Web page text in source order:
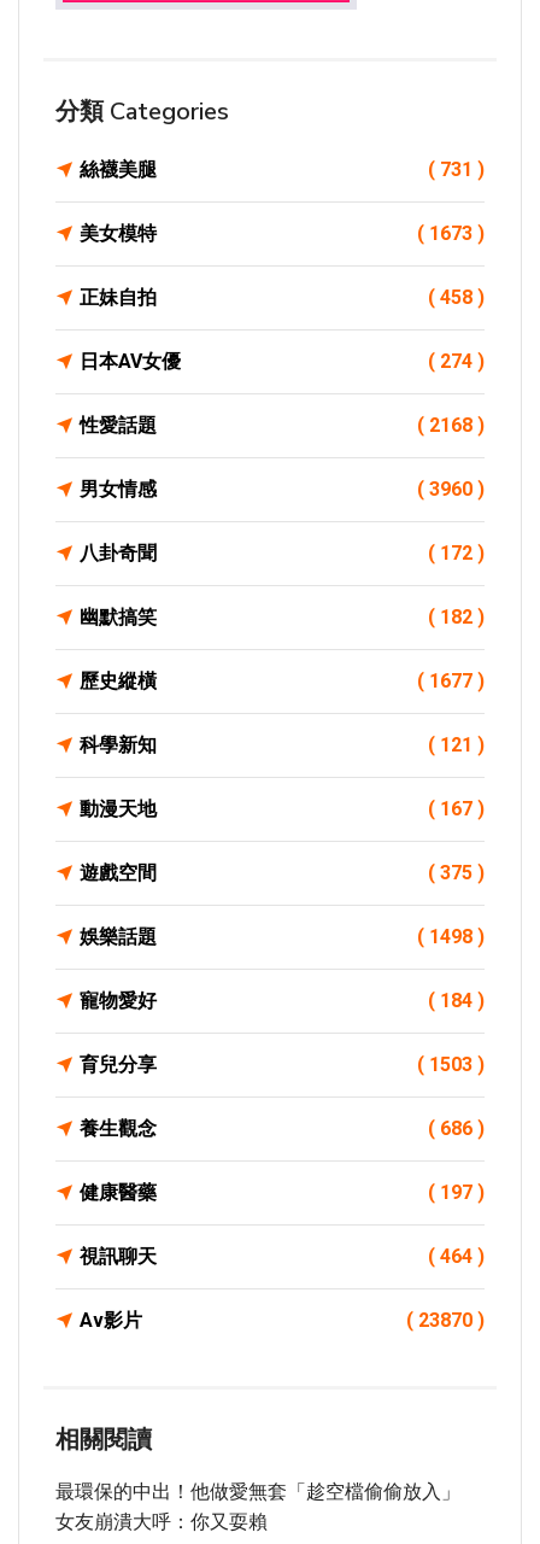
分類 Categories
絲襪美腿 ( 731 )
美女模特 ( 1673 )
正妹自拍 ( 458 )
日本AV女優 ( 274 )
性愛話題 ( 2168 )
男女情感 ( 3960 )
八卦奇聞 ( 172 )
幽默搞笑 ( 182 )
歷史縱橫 ( 1677 )
科學新知 ( 121 )
動漫天地 ( 167 )
遊戲空間 ( 375 )
娛樂話題 ( 1498 )
寵物愛好 ( 184 )
育兒分享 ( 1503 )
養生觀念 ( 686 )
健康醫藥 ( 197 )
視訊聊天 ( 464 )
Av影片 ( 23870 )
相關閱讀
最環保的中出！他做愛無套「趁空檔偷偷放入」
女友崩潰大呼：你又耍賴